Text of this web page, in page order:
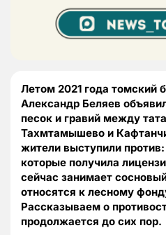
Летом 2021 года томский
Александр Беляев
песок и гравий между
Тахмтамышево и
жители выступили
которые получила
сейчас занимает
относятся к лесному
Рассказываем о
продолжается до сих пор.